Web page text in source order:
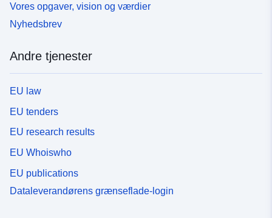
Vores opgaver, vision og værdier
Nyhedsbrev
Andre tjenester
EU law
EU tenders
EU research results
EU Whoiswho
EU publications
Dataleverandørens grænseflade-login